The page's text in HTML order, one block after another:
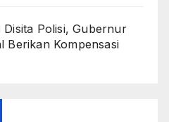
Polisi, Gubernur
Berikan Kompensasi